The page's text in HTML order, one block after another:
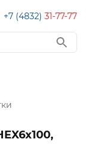
+7 (4832) 31-77-77